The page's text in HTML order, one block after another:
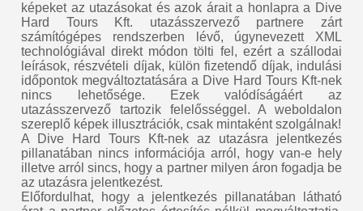
képeket az utazásokat és azok árait a honlapra a Dive
Hard Tours Kft. utazásszervező partnere zárt
számítógépes rendszerben lévő, úgynevezett XML
technológiával direkt módon tölti fel, ezért a szállodai
leírások, részvételi díjak, külön fizetendő díjak, indulási
időpontok megváltoztatására a Dive Hard Tours Kft-nek
nincs lehetősége. Ezek valódíságáért az
utazásszervező tartozik felelősséggel. A weboldalon
szereplő képek illusztrációk, csak mintaként szolgálnak!
A Dive Hard Tours Kft-nek az utazásra jelentkezés
pillanatában nincs információja arról, hogy van-e hely
illetve arról sincs, hogy a partner milyen áron fogadja be
az utazásra jelentkezést.
Előfordulhat, hogy a jelentkezés pillanatában látható